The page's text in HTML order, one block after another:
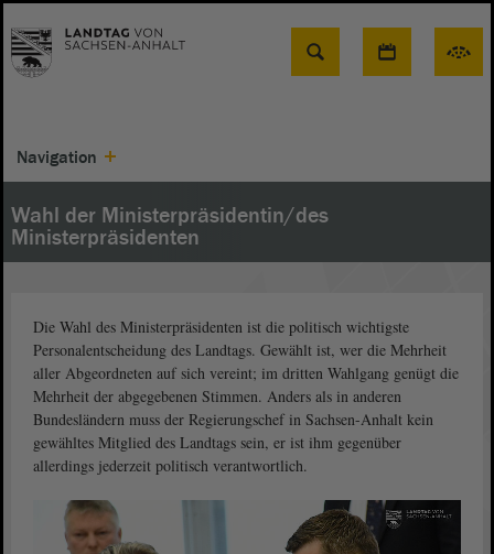
Suche
Navigation
Wahl der Ministerpräsidentin/des
Ministerpräsidenten
Die Wahl des Ministerpräsidenten ist die politisch wichtigste
Personalentscheidung des Landtags. Gewählt ist, wer die Mehrheit
aller Abgeordneten auf sich vereint; im dritten Wahlgang genügt die
Mehrheit der abgegebenen Stimmen. Anders als in anderen
Bundesländern muss der Regierungschef in Sachsen-Anhalt kein
gewähltes Mitglied des Landtags sein, er ist ihm gegenüber
allerdings jederzeit politisch verantwortlich.